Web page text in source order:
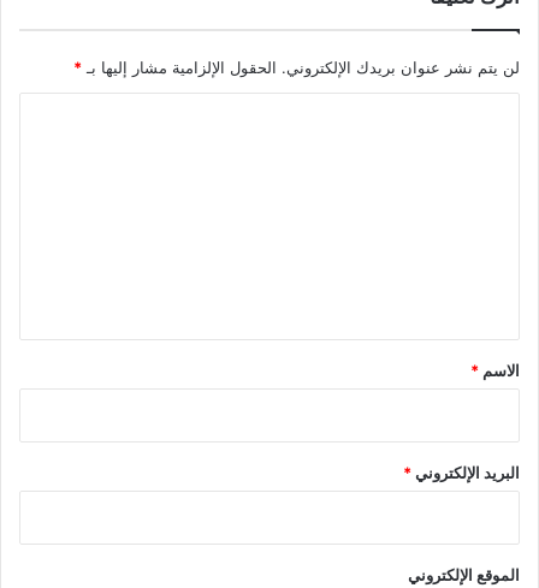
لن يتم نشر عنوان بريدك الإلكتروني. الحقول الإلزامية مشار إليها بـ*
*
الاسم *
البريد الإلكتروني*
الموقع الإلكتروني